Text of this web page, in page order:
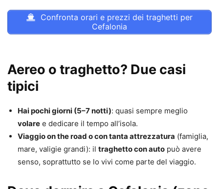
Confronta orari e prezzi dei traghetti per
Cefalonia
Aereo o traghetto? Due casi
tipici
Hai pochi giorni (5–7 notti): quasi sempre meglio
volare e dedicare il tempo all’isola.
Viaggio on the road o con tanta attrezzatura (famiglia,
mare, valigie grandi): il traghetto con auto può avere
senso, soprattutto se lo vivi come parte del viaggio.